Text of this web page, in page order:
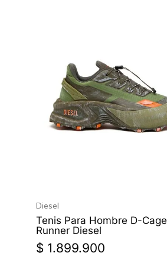
Diesel
Tenis Para Hombre D-Cage
Runner Diesel
$ 1.899.900